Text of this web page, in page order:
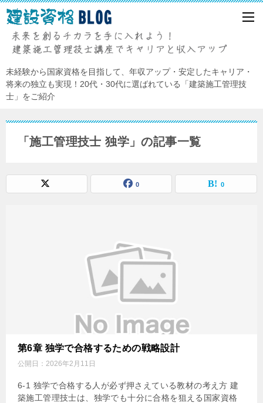
未経験から国家資格を目指して、年収アップ・安定したキャリア・
将来の独立も実現！20代・30代に選ばれている「建築施工管理技
士」をご紹介
「施工管理技士 独学」の記事一覧
0 0
第6章 独学で合格するための戦略設計
公開日： 2026年2月11日
6-1 独学で合格する人が必ず押さえている教材の考え方 建
築施工管理技士は、独学でも十分に合格を狙える国家資格